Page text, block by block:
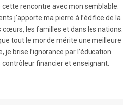
rencontre avec mon semblable.
j’apporte ma pierre à l’édifice de la
cœurs, les familles et dans les nations.
tout le monde mérite une meilleure
je brise l’ignorance par l’éducation
contrôleur financier et enseignant.